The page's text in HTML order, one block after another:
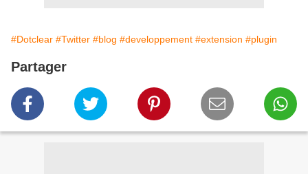
#Dotclear #Twitter #blog #developpement #extension #plugin
Partager